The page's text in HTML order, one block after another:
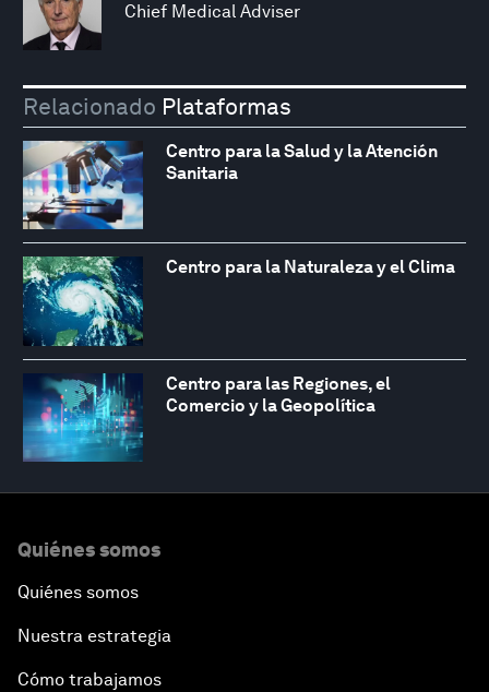
Chief Medical Adviser
Relacionado Plataformas
Centro para la Salud y la Atención
Sanitaria
Centro para la Naturaleza y el Clima
Centro para las Regiones, el
Comercio y la Geopolítica
Quiénes somos
Quiénes somos
Nuestra estrategia
Cómo trabajamos